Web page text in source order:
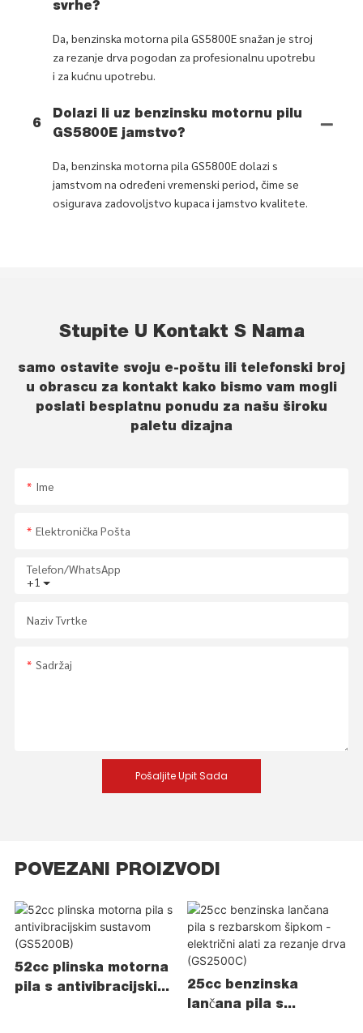
svrhe?
Da, benzinska motorna pila GS5800E snažan je stroj
za rezanje drva pogodan za profesionalnu upotrebu
i za kućnu upotrebu.
6
Dolazi li uz benzinsku motornu pilu
GS5800E jamstvo?
Da, benzinska motorna pila GS5800E dolazi s
jamstvom na određeni vremenski period, čime se
osigurava zadovoljstvo kupaca i jamstvo kvalitete.
Stupite U Kontakt S Nama
samo ostavite svoju e-poštu ili telefonski broj
u obrascu za kontakt kako bismo vam mogli
poslati besplatnu ponudu za našu široku
paletu dizajna
Ime
Elektronička Pošta
+1
Telefon/whatsApp
Naziv Tvrtke
Sadržaj
Pošaljite Upit Sada
POVEZANI PROIZVODI
52cc plinska motorna
pila s antivibracijskim
25cc benzinska
lančana pila s